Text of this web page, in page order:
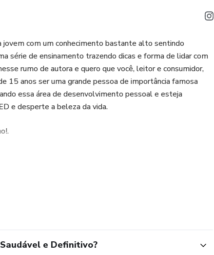
jovem com um conhecimento bastante alto sentindo
série de ensinamento trazendo dicas e forma de lidar com
rumo de autora e quero que você, leitor e consumidor,
15 anos ser uma grande pessoa de importância famosa
essa área de desenvolvimento pessoal e esteja
e desperte a beleza da vida.
e Definitivo?